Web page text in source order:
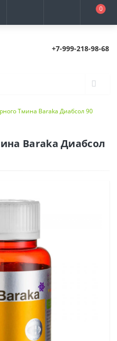
0
+7-999-218-98-68
Тмина Baraka Диабсол 90
Baraka Диабсол